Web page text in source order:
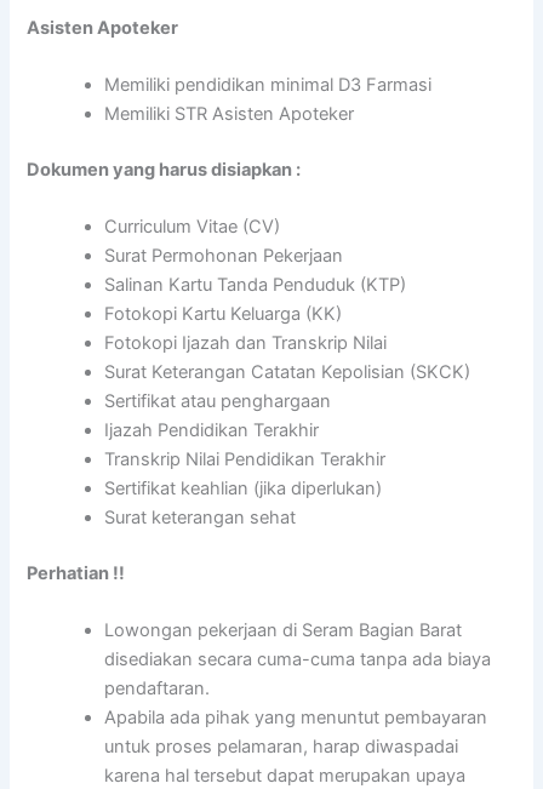
Asisten Apoteker
Memiliki pendidikan minimal D3 Farmasi
Memiliki STR Asisten Apoteker
Dokumen yang harus disiapkan :
Curriculum Vitae (CV)
Surat Permohonan Pekerjaan
Salinan Kartu Tanda Penduduk (KTP)
Fotokopi Kartu Keluarga (KK)
Fotokopi Ijazah dan Transkrip Nilai
Surat Keterangan Catatan Kepolisian (SKCK)
Sertifikat atau penghargaan
Ijazah Pendidikan Terakhir
Transkrip Nilai Pendidikan Terakhir
Sertifikat keahlian (jika diperlukan)
Surat keterangan sehat
Perhatian !!
Lowongan pekerjaan di Seram Bagian Barat
disediakan secara cuma-cuma tanpa ada biaya
pendaftaran.
Apabila ada pihak yang menuntut pembayaran
untuk proses pelamaran, harap diwaspadai
karena hal tersebut dapat merupakan upaya